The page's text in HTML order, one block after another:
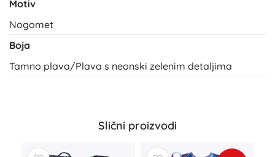
Motiv
Nogomet
Boja
Tamno plava/Plava s neonski zelenim detaljima
Slični proizvodi